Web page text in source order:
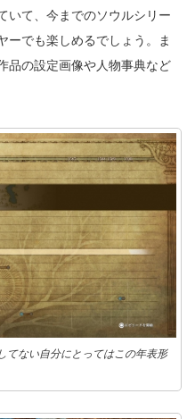
いて、今までのソウルシリー
ーでも楽しめるでしょう。ま
品の設定画像や人物事典など
てない自分にとってはこの年表形